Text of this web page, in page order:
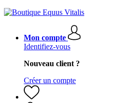
Mon compte
Identifiez-vous
Nouveau client ?
Créer un compte